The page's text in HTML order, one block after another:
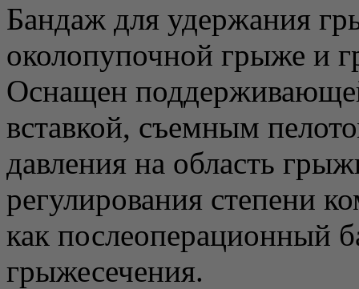
Бандаж для удержания
околопупочной грыже и
Оснащен
вставкой, съемным
давления на область
регулирования степени
как послеоперационный
грыжесечения.